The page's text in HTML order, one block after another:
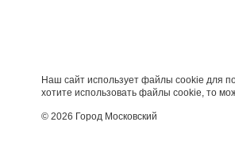
Наш сайт использует файлы cookie для
хотите использовать файлы cookie, то
© 2026 Город Московский